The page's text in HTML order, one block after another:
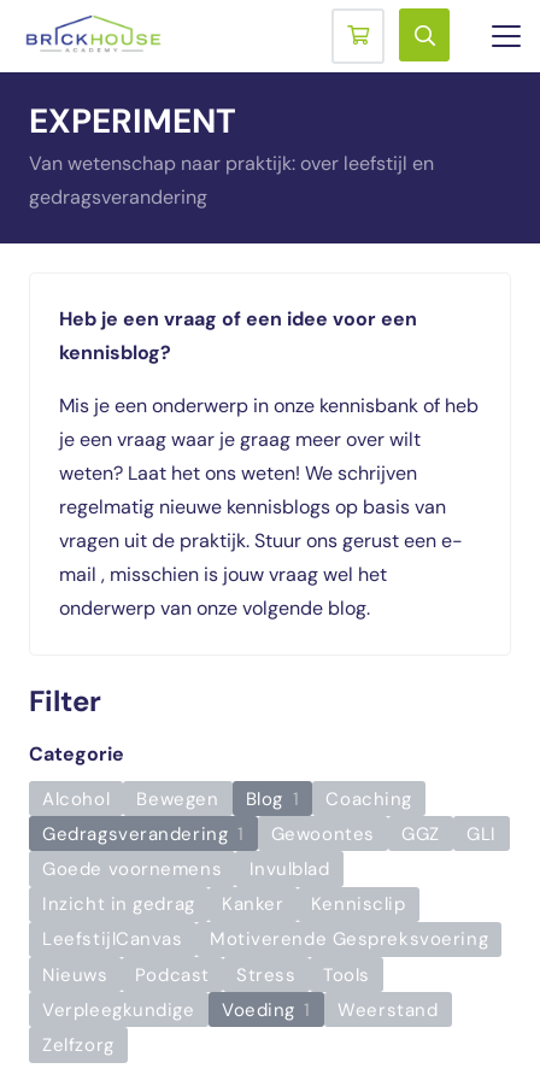
EXPERIMENT
Van wetenschap naar praktijk: over leefstijl en
gedragsverandering
Heb je een vraag of een idee voor een
kennisblog?
Mis je een onderwerp in onze kennisbank of heb
je een vraag waar je graag meer over wilt
weten? Laat het ons weten! We schrijven
regelmatig nieuwe kennisblogs op basis van
vragen uit de praktijk. Stuur ons gerust een e-
mail , misschien is jouw vraag wel het
onderwerp van onze volgende blog.
Filter
Categorie
Alcohol Bewegen Blog 1
Coaching
Gedragsverandering 1 Gewoontes GGZ
GLI
Goede voornemens
Invulblad
Inzicht in gedrag
Kanker
Kennisclip
LeefstijlCanvas
Motiverende Gespreksvoering
Nieuws
Podcast Stress
Tools
Verpleegkundige
Voeding 1
Weerstand
Zelfzorg